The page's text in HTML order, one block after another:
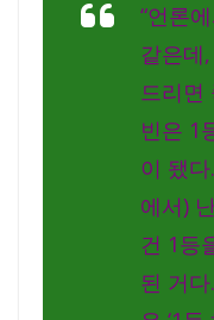
“언론
같은데
드리면
빈은 1
이 됐
에서)
건 1등
된 거